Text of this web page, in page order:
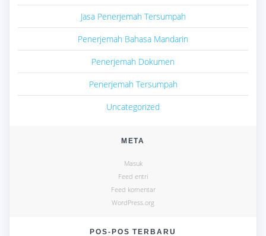
Jasa Penerjemah Tersumpah
Penerjemah Bahasa Mandarin
Penerjemah Dokumen
Penerjemah Tersumpah
Uncategorized
META
Masuk
Feed entri
Feed komentar
WordPress.org
POS-POS TERBARU